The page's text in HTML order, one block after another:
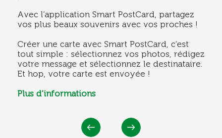
Avec l’application Smart PostCard, partagez
vos plus beaux souvenirs avec vos proches !
Créer une carte avec Smart PostCard, c’est
tout simple : sélectionnez vos photos, rédigez
votre message et sélectionnez le destinataire.
Et hop, votre carte est envoyée !
Plus d’informations
Précédent Suivant